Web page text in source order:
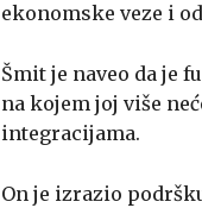
ekonomske veze i
Šmit je naveo da je
na kojem joj više
integracijama.
On je izrazio